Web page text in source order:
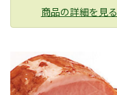
商品の詳細を見る